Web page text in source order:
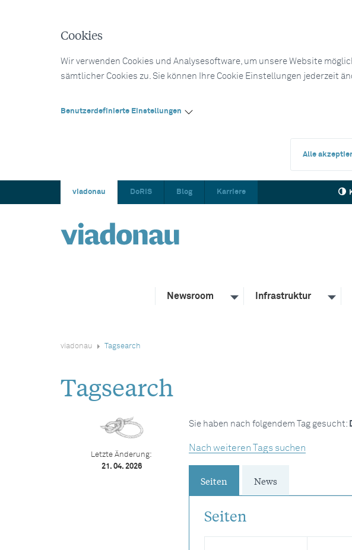
Cookies
Wir verwenden Cookies und Analysesoftware, um unsere Website
sämtlicher Cookies zu. Sie können Ihre Cookie Einstellungen jederzeit
Benutzerdefinierte Einstellungen
Alle
viadonau DoRIS Blog Karriere
Newsroom Infrastruktur
viadonau Tagsearch
Tagsearch
Sie haben nach folgendem Tag gesucht:
Nach weiteren Tags suchen
Seiten News
Seiten
Letzte Änderung:
21. 04. 2026